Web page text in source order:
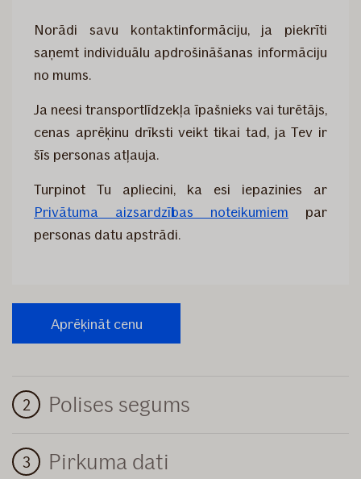
Norādi savu kontaktinformāciju, ja piekrīti
saņemt individuālu apdrošināšanas informāciju
no mums.
Ja neesi transportlīdzekļa īpašnieks vai turētājs,
cenas aprēķinu drīksti veikt tikai tad, ja Tev ir
šīs personas atļauja.
Turpinot Tu apliecini, ka esi iepazinies ar
Privātuma aizsardzības noteikumiem par
personas datu apstrādi.
Polises segums
Pirkuma dati